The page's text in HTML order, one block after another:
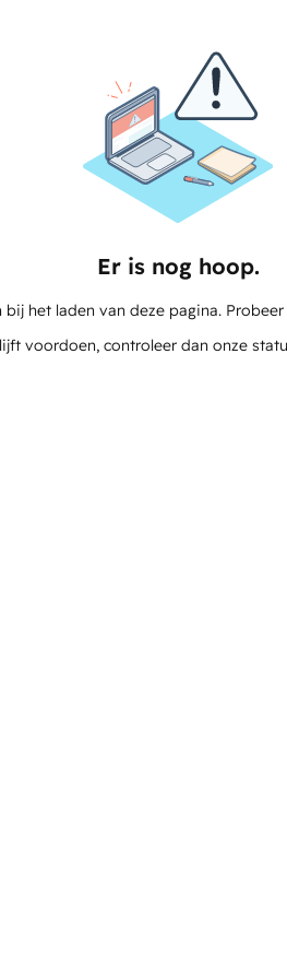
Er is nog hoop.
het laden van deze pagina.
voordoen, controleer dan onze